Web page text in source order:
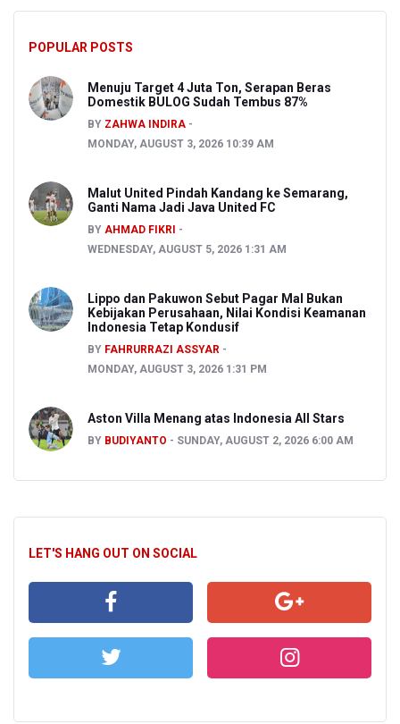
POPULAR POSTS
Menuju Target 4 Juta Ton, Serapan Beras
Domestik BULOG Sudah Tembus 87%
BY ZAHWA INDIRA
MONDAY, AUGUST 3, 2026 10:39 AM
Malut United Pindah Kandang ke Semarang,
Ganti Nama Jadi Java United FC
BY AHMAD FIKRI
WEDNESDAY, AUGUST 5, 2026 1:31 AM
Lippo dan Pakuwon Sebut Pagar Mal Bukan
Kebijakan Perusahaan, Nilai Kondisi Keamanan
Indonesia Tetap Kondusif
BY FAHRURRAZI ASSYAR
MONDAY, AUGUST 3, 2026 1:31 PM
Aston Villa Menang atas Indonesia All Stars
BY BUDIYANTO SUNDAY, AUGUST 2, 2026 6:00 AM
LET'S HANG OUT ON SOCIAL